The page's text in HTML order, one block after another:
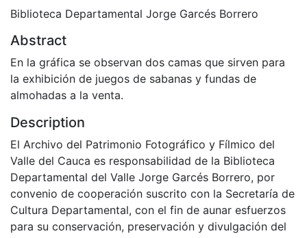
Biblioteca Departamental Jorge Garcés Borrero
Abstract
En la gráfica se observan dos camas que sirven para
la exhibición de juegos de sabanas y fundas de
almohadas a la venta.
Description
El Archivo del Patrimonio Fotográfico y Fílmico del
Valle del Cauca es responsabilidad de la Biblioteca
Departamental del Valle Jorge Garcés Borrero, por
convenio de cooperación suscrito con la Secretaría de
Cultura Departamental, con el fin de aunar esfuerzos
para su conservación, preservación y divulgación del